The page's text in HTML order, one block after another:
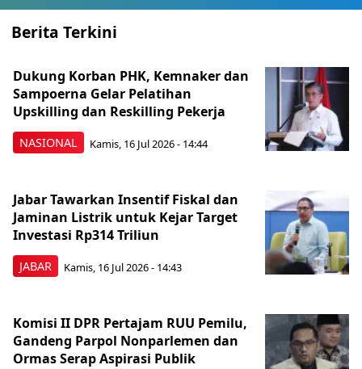
Berita Terkini
NASIONAL
Dukung Korban PHK, Kemnaker dan
Sampoerna Gelar Pelatihan
Upskilling dan Reskilling Pekerja
Kamis, 16 Jul 2026 - 14:44
JABAR
Jabar Tawarkan Insentif Fiskal dan
Jaminan Listrik untuk Kejar Target
Investasi Rp314 Triliun
Kamis, 16 Jul 2026 - 14:43
Komisi II DPR Pertajam RUU Pemilu,
Gandeng Parpol Nonparlemen dan
Ormas Serap Aspirasi Publik